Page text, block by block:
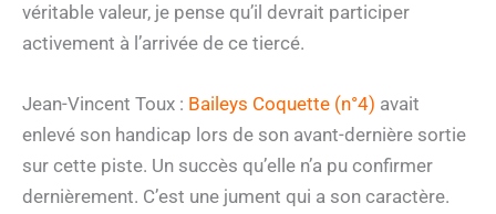
véritable valeur, je pense qu’il devrait participer
activement à l’arrivée de ce tiercé.
Jean-Vincent Toux : Baileys Coquette (n°4) avait
enlevé son handicap lors de son avant-dernière sortie
sur cette piste. Un succès qu’elle n’a pu confirmer
dernièrement. C’est une jument qui a son caractère.